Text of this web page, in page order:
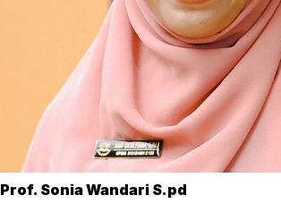
Prof. Sonia Wandari S.pd